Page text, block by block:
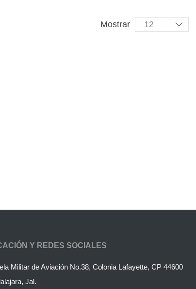
Mostrar
Y REDES SOCIALES
Militar de Aviación No.38, Colonia Lafayette, CP 44600
Jal.